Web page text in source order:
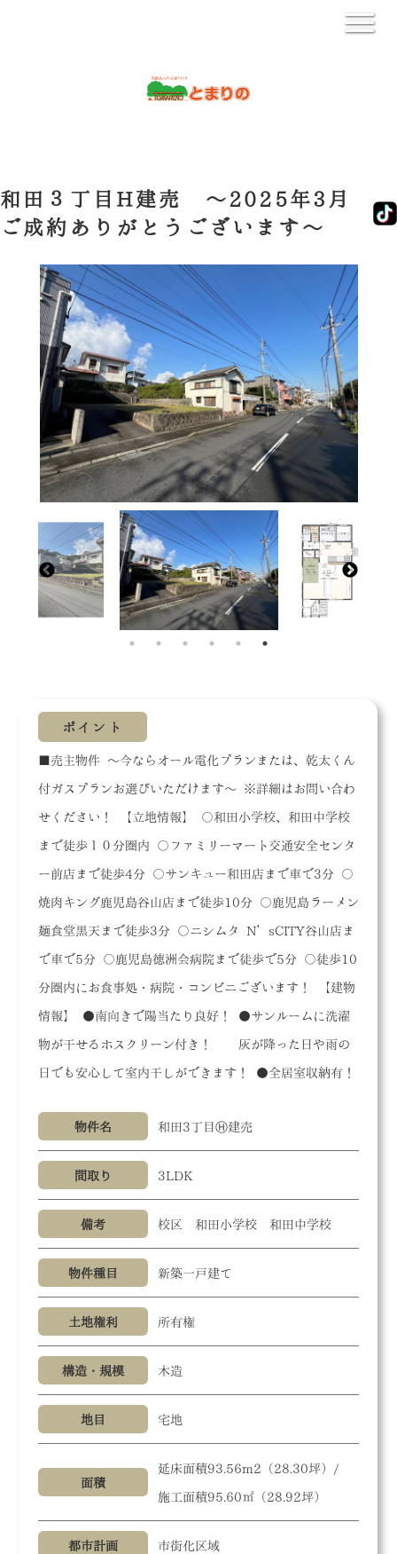
和田３丁目H建売 ～2025年3月
ご成約ありがとうございます～
ポイント
■売主物件 ～今ならオール電化プランまたは、乾太くん
付ガスプランお選びいただけます～ ※詳細はお問い合わ
せください！ 【立地情報】 〇和田小学校、和田中学校
まで徒歩１０分圏内 〇ファミリーマート交通安全センタ
ー前店まで徒歩4分 〇サンキュー和田店まで車で3分 〇
焼肉キング鹿児島谷山店まで徒歩10分 〇鹿児島ラーメン
麺食堂黒天まで徒歩3分 〇ニシムタ N’sCITY谷山店ま
で車で5分 〇鹿児島徳洲会病院まで徒歩で5分 〇徒歩10
分圏内にお食事処・病院・コンビニございます！ 【建物
情報】 ●南向きで陽当たり良好！ ●サンルームに洗濯
物が干せるホスクリーン付き！ 灰が降った日や雨の
日でも安心して室内干しができます！ ●全居室収納有！
物件名 和田3丁目Ⓗ建売
間取り 3LDK
備考 校区 和田小学校 和田中学校
物件種目 新築一戸建て
土地権利 所有権
構造・規模 木造
地目 宅地
面積
延床面積93.56m2（28.30坪）/
施工面積95.60㎡（28.92坪）
都市計画 市街化区域